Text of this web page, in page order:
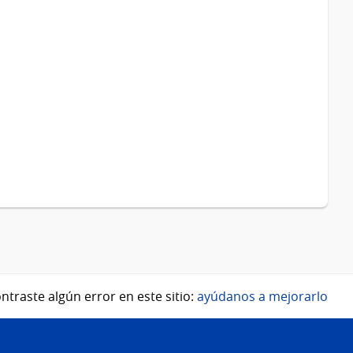
algún error en este sitio: ayúdanos a mejorarlo